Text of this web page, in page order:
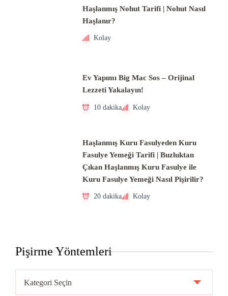
Haşlanmış Nohut Tarifi | Nohut Nasıl
Haşlanır?
Kolay
Ev Yapımı Big Mac Sos – Orijinal
Lezzeti Yakalayın!
10 dakika Kolay
Haşlanmış Kuru Fasulyeden Kuru
Fasulye Yemeği Tarifi | Buzluktan
Çıkan Haşlanmış Kuru Fasulye ile
Kuru Fasulye Yemeği Nasıl Pişirilir?
20 dakika Kolay
Pişirme Yöntemleri
Yöntemleri